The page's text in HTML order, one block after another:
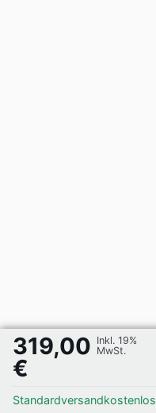
319,00
€
Inkl. 19%
MwSt.
Standardversandkostenlos